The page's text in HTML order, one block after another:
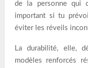
de la personne qui
important si tu
éviter les réveils
La durabilité, elle,
modèles renforcés